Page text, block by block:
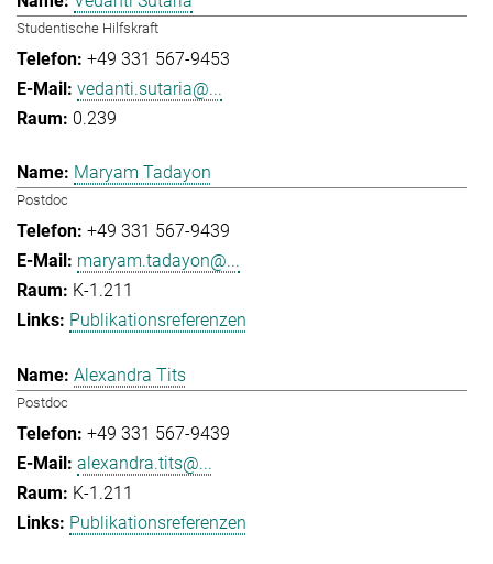
Studentische Hilfskraft
+49 331 567-9453
vedanti.sutaria@...
0.239
Maryam Tadayon
Postdoc
+49 331 567-9439
maryam.tadayon@...
K-1.211
Publikationsreferenzen
Alexandra Tits
Postdoc
+49 331 567-9439
alexandra.tits@...
K-1.211
Publikationsreferenzen